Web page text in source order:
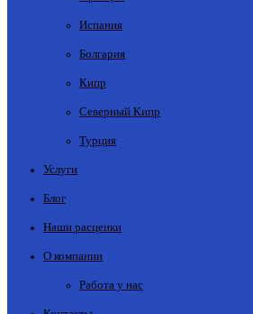
Испания
Болгария
Кипр
Северный Кипр
Турция
Услуги
Блог
Наши расценки
О компании
Работа у нас